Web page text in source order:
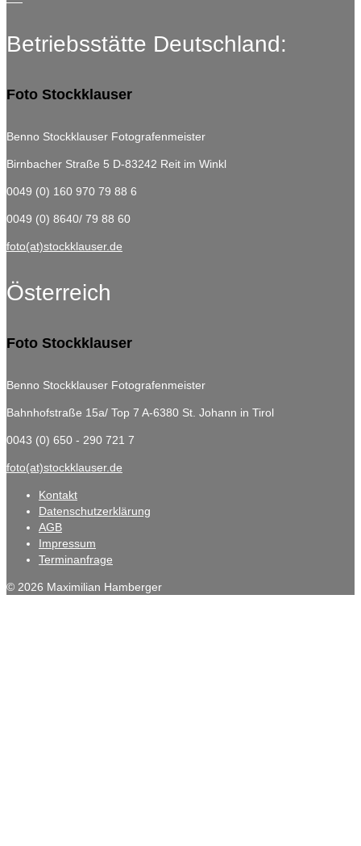
Betriebsstätte Deutschland:
Foto Stockklauser
Benno Stockklauser Fotografenmeister
Birnbacher Straße 5 D-83242 Reit im Winkl
0049 (0) 160 970 79 88 6
0049 (0) 8640/ 79 88 60
foto(at)stockklauser.de
Österreich
Foto Stockklauser
Benno Stockklauser Fotografenmeister
Bahnhofstraße 15a/ Top 7 A-6380 St. Johann in Tirol
0043 (0) 650 - 290 721 7
foto(at)stockklauser.de
Kontakt
Datenschutzerklärung
AGB
Impressum
Terminanfrage
© 2026 Maximilian Hamberger